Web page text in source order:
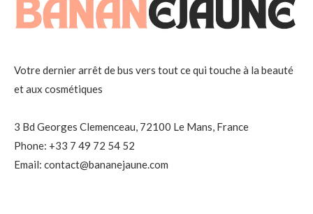
Votre dernier arrêt de bus vers tout ce qui touche à la beauté
et aux cosmétiques
3 Bd Georges Clemenceau, 72100 Le Mans, France
Phone: +33 7 49 72 54 52
Email: contact@bananejaune.com